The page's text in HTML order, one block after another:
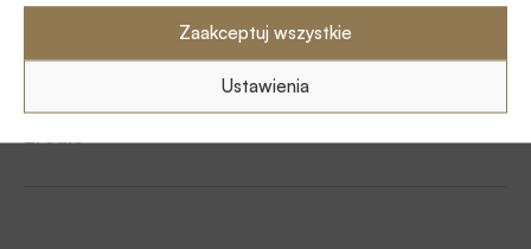
Zaakceptuj wszystkie
Ustawienia
Źródło